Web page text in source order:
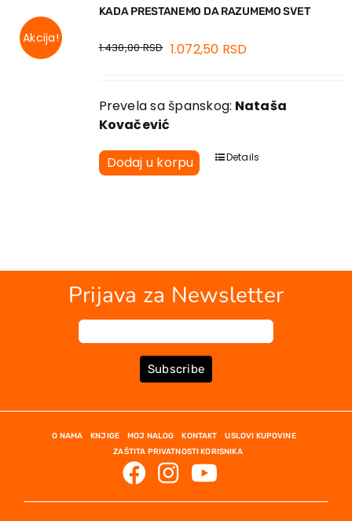
Akcija!
KADA PRESTANEMO DA RAZUMEMO SVET
1.430,00RSD 1.072,50 RSD
Prevela sa španskog: Nataša
Kovačević
Dodaj u korpu Details
Prijava za Newsletter
Subscribe
O NAMA KNJIGE MOJ NALOG KONTAKT
USLOVI KUPOVINE
ZAŠTITA PRIVATNOSTI KORISNIKA